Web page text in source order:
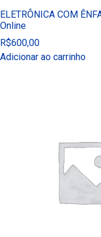
ELETRÔNICA COM
Online
R$600,00
Adicionar ao carrinho